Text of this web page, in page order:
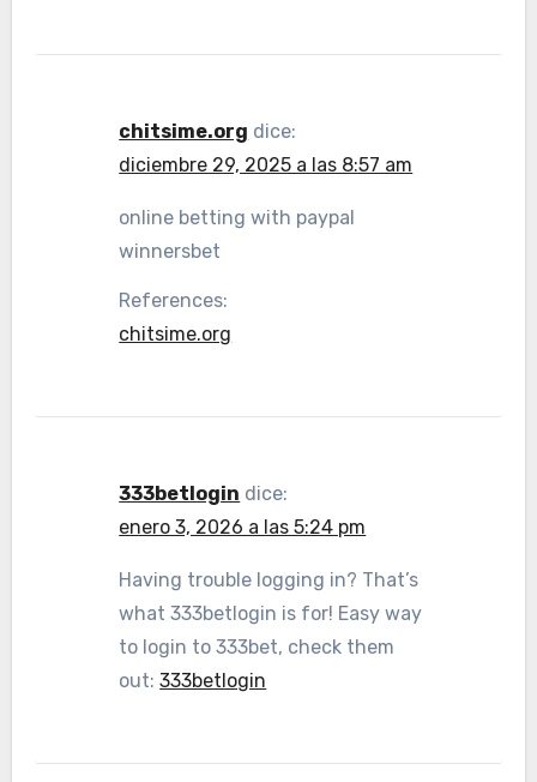
chitsime.org dice:
diciembre 29, 2025 a las 8:57 am
online betting with paypal
winnersbet
References:
chitsime.org
333betlogin dice:
enero 3, 2026 a las 5:24 pm
Having trouble logging in? That’s
what 333betlogin is for! Easy way
to login to 333bet, check them
out:333betlogin